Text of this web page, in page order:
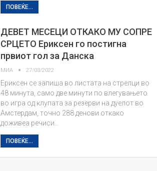
ПОВЕЌЕ...
ДЕВЕТ МЕСЕЦИ ОТКАКО МУ СОПРЕ
СРЦЕТО Ериксен го постигна
првиот гол за Данска
МИА 27/03/2022
Ериксен се запиша во листата на стрелци во
48 минута, само две минути по влегувањето
во игра од клупата за резерви на дуелот во
Амстердам, точно 288 денови откако
доживеа речиси…
ПОВЕЌЕ...